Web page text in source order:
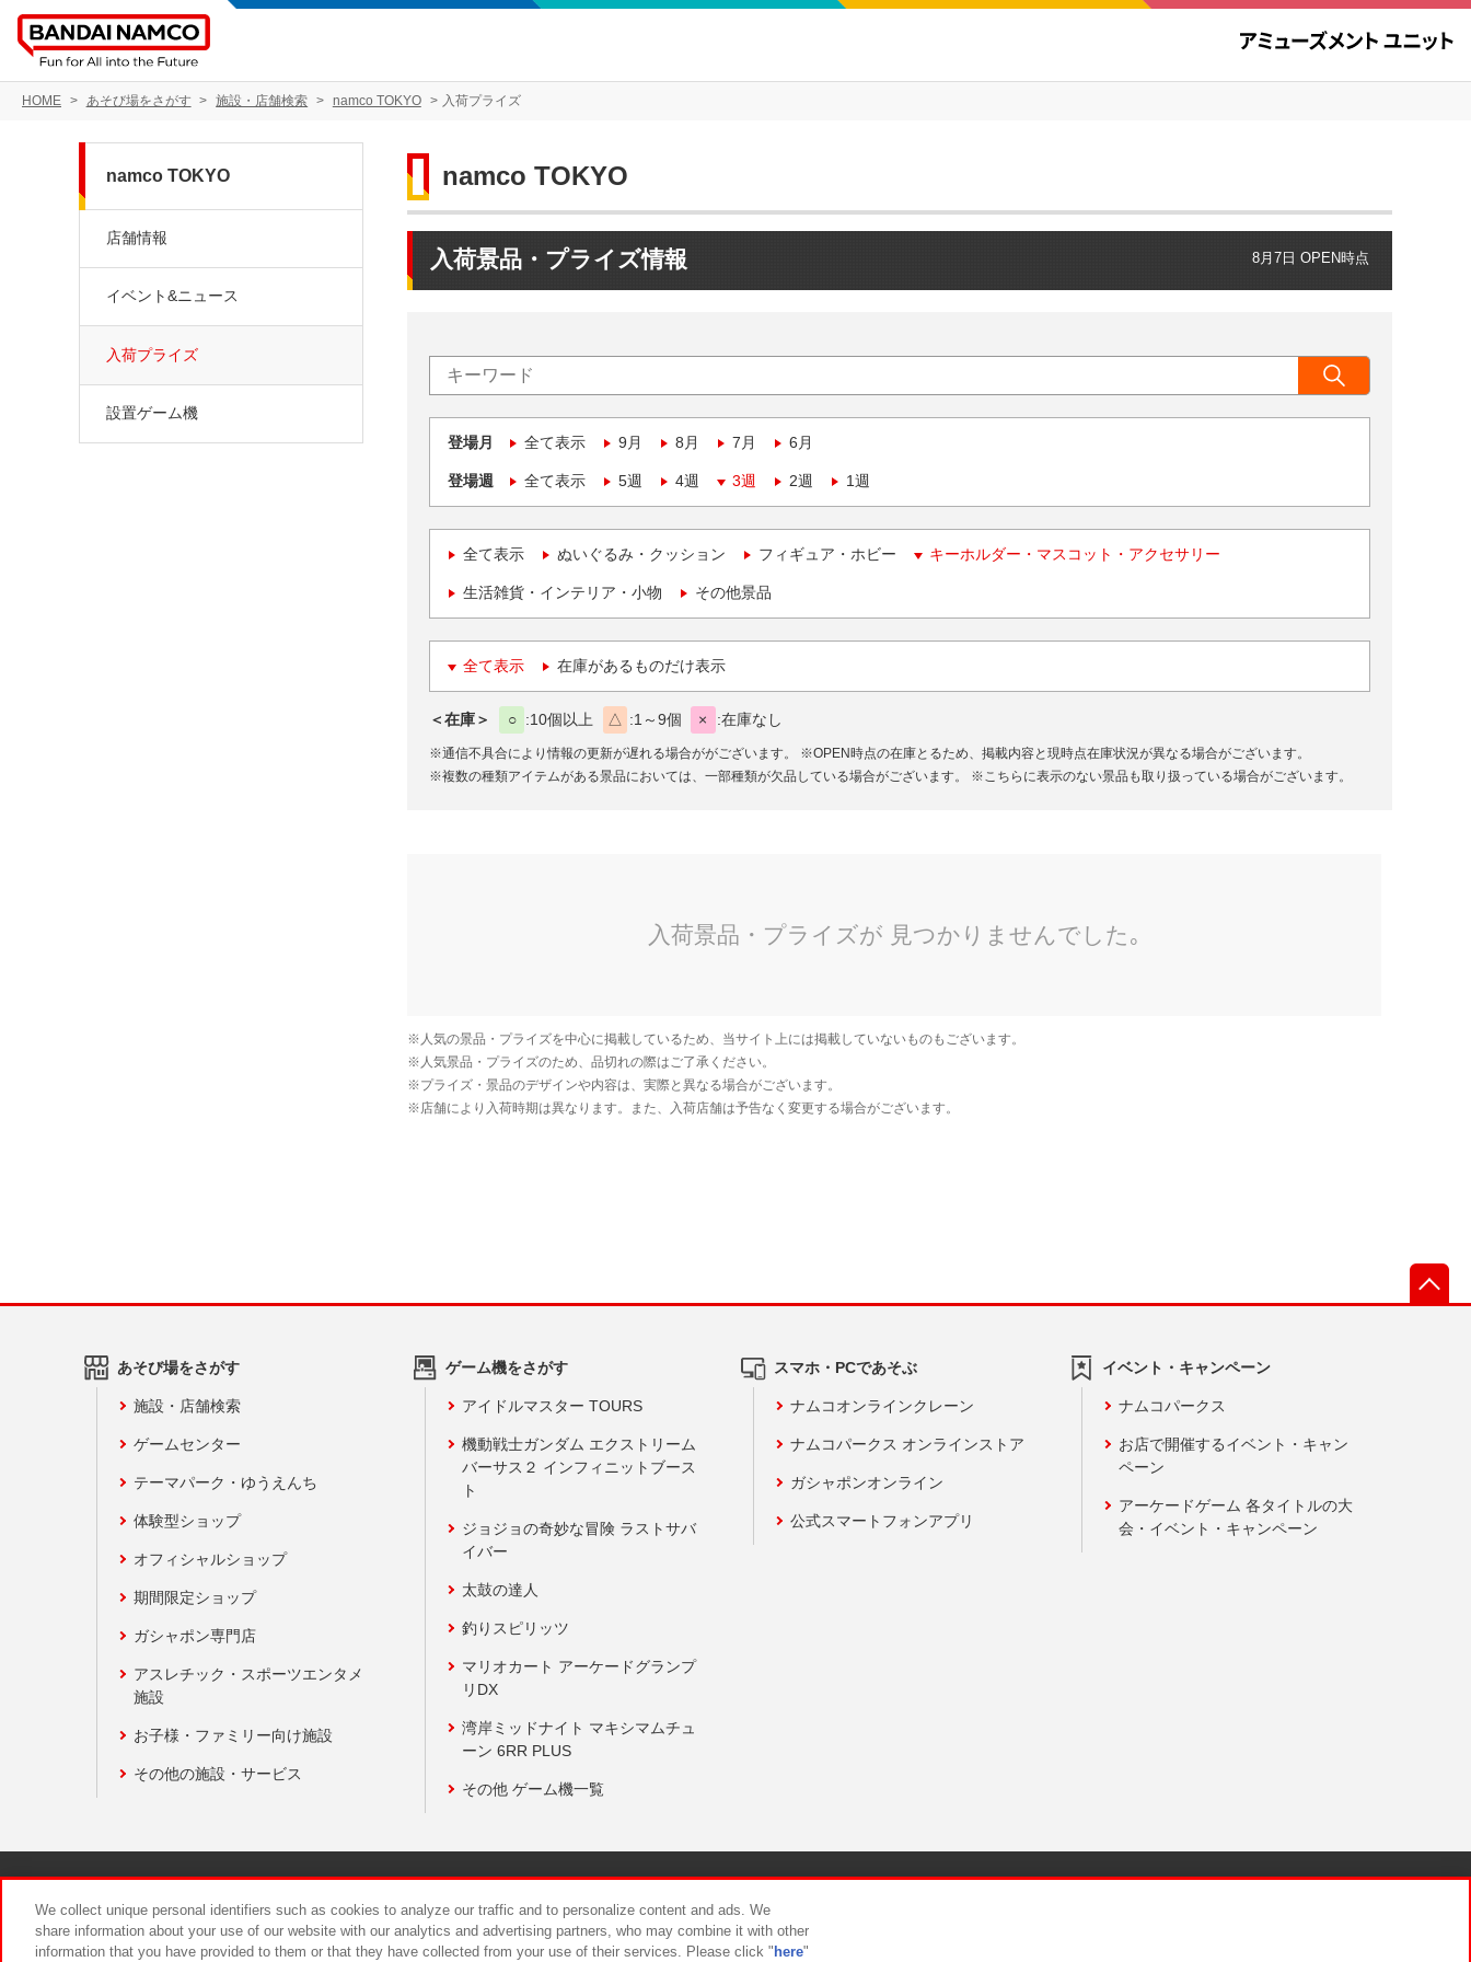
HOME あそび場をさがす 施設・店舗検索 namco TOKYO 入荷プライズ
namco TOKYO
入荷景品・プライズ情報 8月7日 OPEN時点
登場月 全て表示 9月 8月 7月 6月
登場週 全て表示 5週 4週 3週 2週 1週
全て表示 ぬいぐるみ・クッション フィギュア・ホビー キーホルダー・マスコット・アクセサリー
生活雑貨・インテリア・小物 その他景品
全て表示 在庫があるものだけ表示
＜在庫＞ ○ 10個以上 △ 1～9個 × 在庫なし
※通信不具合により情報の更新が遅れる場合ががございます。
※OPEN時点の在庫とるため、掲載内容と現時点在庫状況が異なる場合がございます。
※複数の種類アイテムがある景品においては、一部種類が欠品している場合がございます。
※こちらに表示のない景品も取り扱っている場合がございます。
namco TOKYO
店舗情報
イベント&ニュース
入荷プライズ
設置ゲーム機
あそび場をさがす
施設・店舗検索
ゲームセンター
テーマパーク・ゆうえんち
体験型ショップ
オフィシャルショップ
期間限定ショップ
ガシャポン専門店
アスレチック・スポーツエンタメ
施設
お子様・ファミリー向け施設
その他の施設・サービス
ゲーム機をさがす
アイドルマスター TOURS
機動戦士ガンダム エクストリーム
バーサス２ インフィニットブース
ト
ジョジョの奇妙な冒険 ラストサバ
イバー
太鼓の達人
釣りスピリッツ
マリオカート アーケードグランプ
リDX
湾岸ミッドナイト マキシマムチュ
ーン 6RR PLUS
その他 ゲーム機一覧
スマホ・PCであそぶ
ナムコオンラインクレーン
ナムコパークス オンラインストア
ガシャポンオンライン
公式スマートフォンアプリ
イベント・キャンペーン
ナムコパークス
お店で開催するイベント・キャン
ペーン
アーケードゲーム 各タイトルの大
会・イベント・キャンペーン
食品のご提供について カスタマーハラスメント対応方針
We collect unique personal identifiers such as cookies to analyze our traffic and to personalize content and ads. We
share information about your use of our website with our analytics and advertising partners, who may combine it with other
information that you have provided to them or that they have collected from your use of their services. Please click " here"